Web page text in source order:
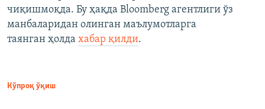
чиқишмоқда. Бу ҳақда Bloomberg агентлиги ўз
манбаларидан олинган маълумотларга
таянган ҳолда хабар қилди.
Кўпроқ ўқиш